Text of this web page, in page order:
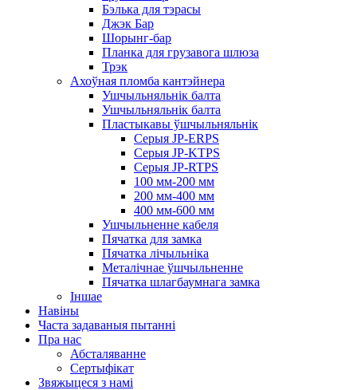
Бэлька для тэрасы
Джэк Бар
Шорынг-бар
Планка для грузавога шлюза
Трэк
Ахоўная пломба кантэйнера
Ушчыльняльнік балта
Ушчыльняльнік балта
Пластыкавы ўшчыльняльнік
Серыя JP-ERPS
Серыя JP-KTPS
Серыя JP-RTPS
100 мм-200 мм
200 мм-400 мм
400 мм-600 мм
Ушчыльненне кабеля
Пячатка для замка
Пячатка лічыльніка
Металічнае ўшчыльненне
Пячатка шлагбаумнага замка
Іншае
Навіны
Часта задаваныя пытанні
Пра нас
Абсталяванне
Сертыфікат
Звяжыцеся з намі